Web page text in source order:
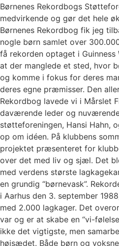
Børnenes Rekordbogs
medvirkende og gør det hele
Børnenes Rekordbog fik jeg
nogle børn samlet over
få rekorden optaget i Guinness
at der manglede et sted, hvor
og komme i fokus for deres
deres egne præmisser. Den
Rekordbog lavede vi i Mårslet
daværende leder og
støtteforeningen, Hansi Hahn,
op om idéen. På klubbens
projektet præsenteret for
over det med liv og sjæl. Det
med verdens største
en grundig “børnevask”.
i Aarhus den 3. september
med 2.000 lagkager. Det
var og er at skabe en “vi-
ikke det vigtigste, men
højsædet. Både børn og